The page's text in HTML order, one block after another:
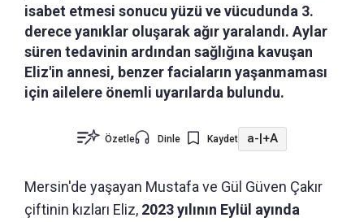
isabet etmesi sonucu yüzü ve vücudunda 3.
derece yanıklar oluşarak ağır yaralandı. Aylar
süren tedavinin ardından sağlığına kavuşan
Eliz'in annesi, benzer faciaların yaşanmaması
için ailelere önemli uyarılarda bulundu.
Özetle Dinle Kaydet a-|+A
Mersin'de yaşayan Mustafa ve Gül Güven Çakır
çiftinin kızları Eliz, 2023 yılının Eylül ayında